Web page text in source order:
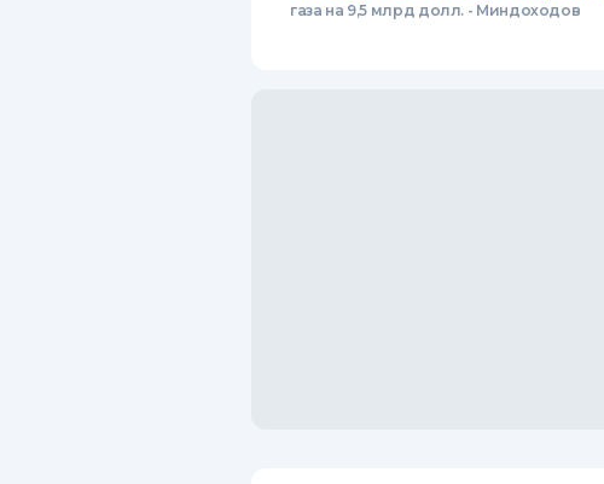
газа на 9,5 млрд долл. - Миндоходов